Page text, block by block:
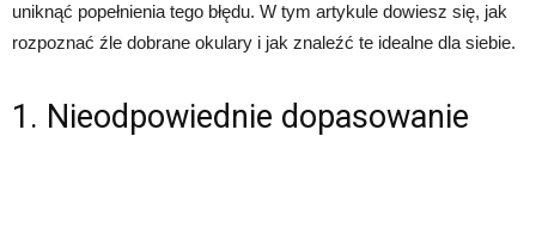
uniknąć popełnienia tego błędu. W tym artykule dowiesz się, jak
rozpoznać źle dobrane okulary i jak znaleźć te idealne dla siebie.
1. Nieodpowiednie dopasowanie